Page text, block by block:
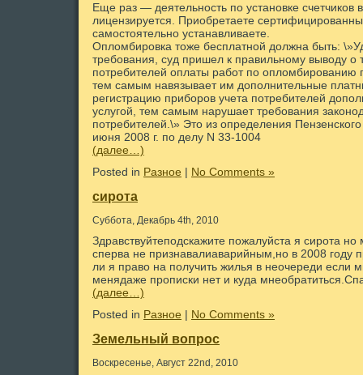
Еще раз — деятельность по установке счетчиков
лицензируется. Приобретаете
самостоятельно устанавливаете.
Опломбировка тоже бесплатной должна быть:
требования, суд пришел к правильному выводу о
потребителей оплаты работ по опломбированию
тем самым навязывает им дополнительные
регистрацию приборов учета потребителей
услугой, тем самым нарушает требования
потребителей.\» Это из определения
июня 2008 г. по делу N 33-1004
(далее…)
Posted in Разное | No Comments »
сирота
Суббота, Декабрь 4th, 2010
Здравствуйтеподскажите пожалуйста я сирота
сперва не признавалиаварийным,но в 2008 году
ли я право на получить жилья в неочереди если
менядаже прописки нет и куда
(далее…)
Posted in Разное | No Comments »
Земельный вопрос
Воскресенье, Август 22nd, 2010